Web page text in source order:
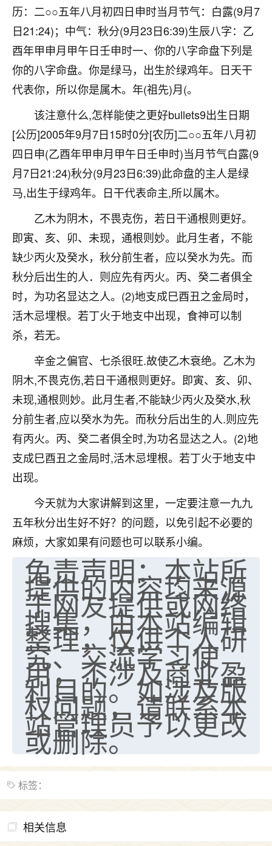
历：二○○五年八月初四日申时当月节气：白露(9月7
日21:24)；中气：秋分(9月23日6:39)生辰八字：乙
酉年甲申月甲午日壬申时一、你的八字命盘下列是
你的八字命盘。你是绿马，出生於绿鸡年。日天干
代表你，所以你是属木。年(祖先)月(。
该注意什么,怎样能使之更好bullets9出生日期
[公历]2005年9月7日15时0分[农历]二○○五年八月初
四日申(乙酉年甲申月甲午日壬申时)当月节气白露(9
月7日21:24)秋分(9月23日6:39)此命盘的主人是绿
马,出生于绿鸡年。日干代表命主,所以属木。
乙木为阴木，不畏克伤，若日干通根则更好。
即寅、亥、卯、未现，通根则妙。此月生者，不能
缺少丙火及癸水，秋分前生者，应以癸水为先。而
秋分后出生的人．则应先有丙火。丙、癸二者俱全
时，为功名显达之人。(2)地支成巳酉丑之金局时，
活木忌埋根。若丁火于地支中出现，食神可以制
杀，若无。
辛金之偏官、七杀很旺.故使乙木衰绝。乙木为
阴木,不畏克伤,若日干通根则更好。即寅、亥、卯、
未现,通根则妙。此月生者,不能缺少丙火及癸水,秋
分前生者,应以癸水为先。而秋分后出生的人.则应先
有丙火。丙、癸二者俱全时,为功名显达之人。(2)地
支成巳酉丑之金局时,活木忌埋根。若丁火于地支中
出现。
今天就为大家讲解到这里，一定要注意一九九
五年秋分出生好不好？的问题，以免引起不必要的
麻烦，大家如果有问题也可以联系小编。
免责声明：本站所
提供的内容均来源
于网友提供或网络
搜集，由本站编辑
整理，仅供个人研
究、交流学习使
用，不涉及商业盈
利目的。如涉及版
权问题，请联系本
站管理员予以更改
或删除。
标签：
相关信息
鹿森：是的，其实跟老师聊过之后，最大的感
触，首先就是心态会变好，万般皆是命，半点
不由人！
1天前 来自四川 9
金白水清
我也想找老师看看，有没有人给个联系方式的啊？
鹿森 ：慧来老师微信：gjsy0624
1天前 来自江西 12
青春168
我也想要，我也想要！
15
Jessica李
老师做不做超度法事？我想给我奶奶做超度，她今年
刚去世了。
七零老顽童：我母亲前年离世，刚开始我经常
做梦梦见她，后来也是朋友介绍，找到慧来老
了，一开始是半信半疑的，图个心安，给亡母
超度，现在看来，人不信也不行。
2天前 来自云南 11
优秀的张同学
老师收徒吗？？我对这些很感兴趣
2天前 来自山西 15